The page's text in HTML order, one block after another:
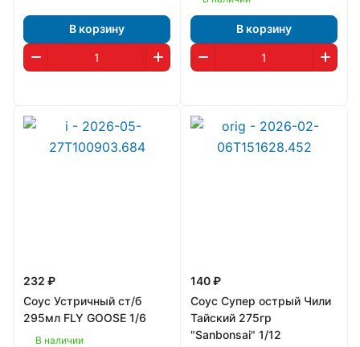
В корзину В корзину
232 ₽
Соус Устричный ст/б
295мл FLY GOOSE 1/6
В наличии
140 ₽
Соус Супер острый Чили
Тайский 275гр
"Sanbonsai" 1/12